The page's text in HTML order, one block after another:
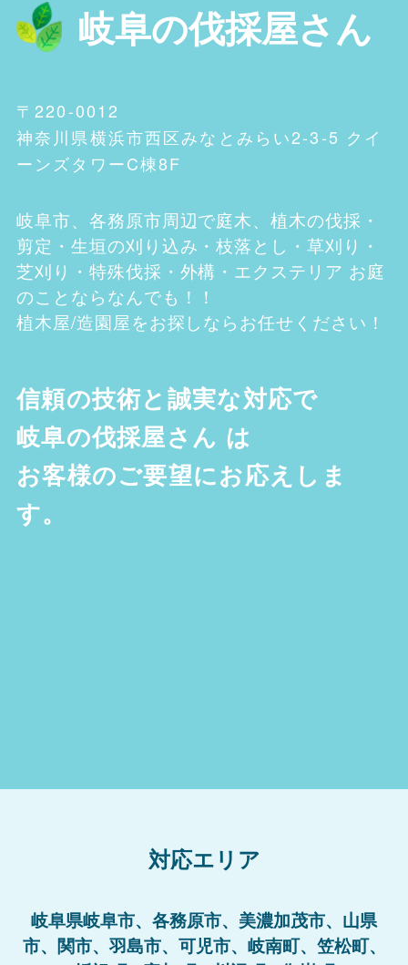
岐阜の伐採屋さん
〒220-0012
神奈川県横浜市西区みなとみらい2-3-5 クイ
ーンズタワーC棟8F
岐阜市、各務原市周辺で庭木、植木の伐採・
剪定・生垣の刈り込み・枝落とし・草刈り・
芝刈り・特殊伐採・外構・エクステリア お庭
のことならなんでも！！
植木屋/造園屋をお探しならお任せください！
信頼の技術と誠実な対応で
岐阜の伐採屋さん は
お客様のご要望にお応えしま
す。
対応エリア
岐阜県岐阜市、各務原市、美濃加茂市、山県
市、関市、羽島市、可児市、岐南町、笠松町、